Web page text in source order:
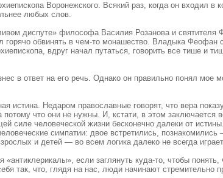
Воронежского. Всякий раз, когда он входил
любых слов.
диспуте» философа Василия Розанова и
обвинять в чем-то монашество. Владыка
вдруг начал путаться, говорить все тише и
в ответ на его речь. Однако он правильно понял мое
истина. Недаром православные говорят, что вера
потому что они не нужны. И, кстати, в этом
силе человеческой жизни бесконечно далеки от
симпатии: двое встретились,
и детей — во всем логика далеко не всегда
если заглянуть куда-то, чтобы
так, что, глядя на нас, люди начинают стремительно